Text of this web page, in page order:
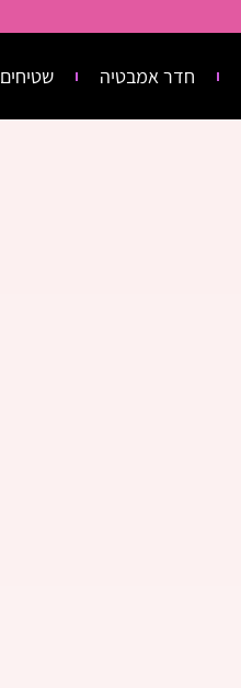
חדר אמבטיה שטיחים